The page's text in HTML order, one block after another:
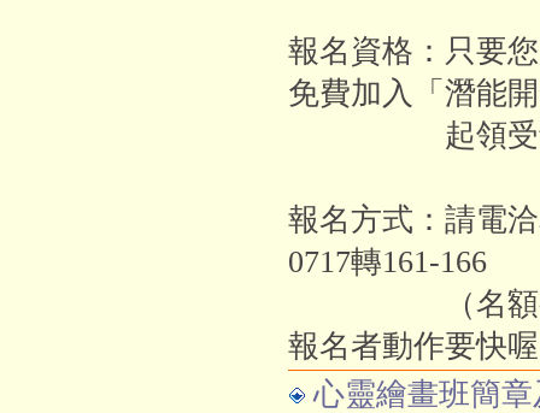
報名資格：只要
免費加入「潛能
起領受音樂
報名方式：請電
0717轉161-166
（名額有限
報名者動作要快
心靈繪畫班簡